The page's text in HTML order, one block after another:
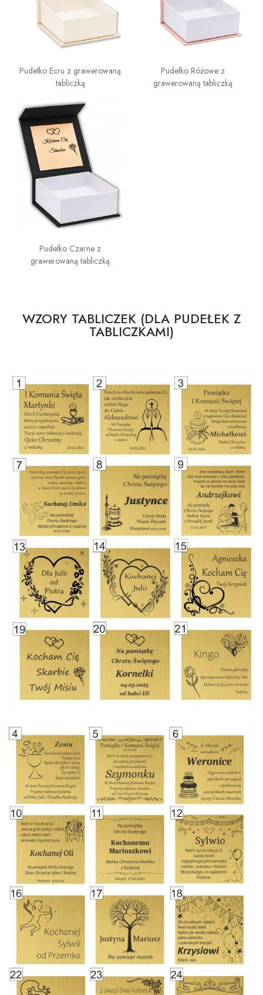
Pudełko Ecru z grawerowaną
tabliczką
Pudełko Różowe z
grawerowaną tabliczką
Pudełko Czarne z
grawerowaną tabliczką
WZORY TABLICZEK (DLA PUDEŁEK Z
TABLICZKAMI)